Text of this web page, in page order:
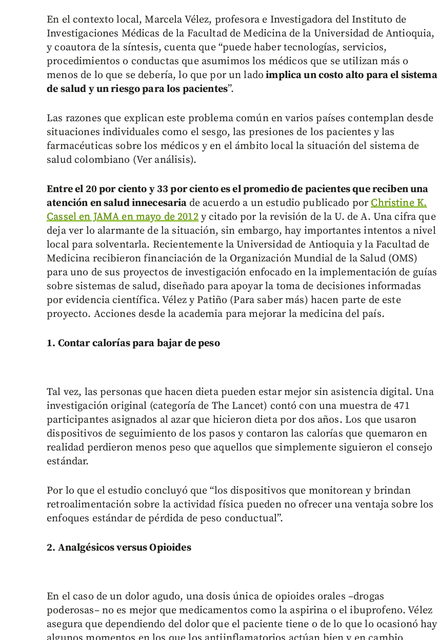
En el contexto local, Marcela Vélez, profesora e Investigadora del Instituto de
Investigaciones Médicas de la Facultad de Medicina de la Universidad de Antioquia,
y coautora de la síntesis, cuenta que “puede haber tecnologías, servicios,
procedimientos o conductas que asumimos los médicos que se utilizan más o
menos de lo que se debería, lo que por un lado implica un costo alto para el sistema
de salud y un riesgo para los pacientes”.
Las razones que explican este problema común en varios países contemplan desde
situaciones individuales como el sesgo, las presiones de los pacientes y las
farmacéuticas sobre los médicos y en el ámbito local la situación del sistema de
salud colombiano (Ver análisis).
Entre el 20 por ciento y 33 por ciento es el promedio de pacientes que reciben una
atención en salud innecesaria de acuerdo a un estudio publicado porChristine K.
Cassel en JAMA en mayo de 2012y citado por la revisión de la U. de A. Una cifra que
deja ver lo alarmante de la situación, sin embargo, hay importantes intentos a nivel
local para solventarla. Recientemente la Universidad de Antioquia y la Facultad de
Medicina recibieron financiación de la Organización Mundial de la Salud (OMS)
para uno de sus proyectos de investigación enfocado en la implementación de guías
sobre sistemas de salud, diseñado para apoyar la toma de decisiones informadas
por evidencia científica. Vélez y Patiño (Para saber más) hacen parte de este
proyecto. Acciones desde la academia para mejorar la medicina del país.
1. Contar calorías para bajar de peso
Tal vez, las personas que hacen dieta pueden estar mejor sin asistencia digital. Una
investigación original (categoría de The Lancet) contó con una muestra de 471
participantes asignados al azar que hicieron dieta por dos años. Los que usaron
dispositivos de seguimiento de los pasos y contaron las calorías que quemaron en
realidad perdieron menos peso que aquellos que simplemente siguieron el consejo
estándar.
Por lo que el estudio concluyó que “los dispositivos que monitorean y brindan
retroalimentación sobre la actividad física pueden no ofrecer una ventaja sobre los
enfoques estándar de pérdida de peso conductual”.
2. Analgésicos versus Opioides
En el caso de un dolor agudo, una dosis única de opioides orales –drogas
poderosas– no es mejor que medicamentos como la aspirina o el ibuprofeno. Vélez
asegura que dependiendo del dolor que el paciente tiene o de lo que lo ocasionó hay